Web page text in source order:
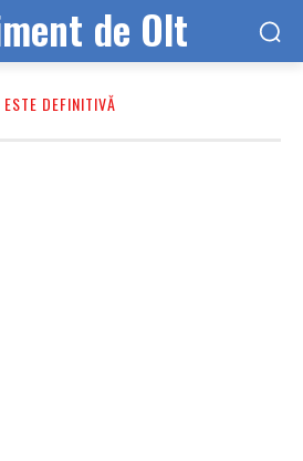
de Olt
ESTE DEFINITIVĂ